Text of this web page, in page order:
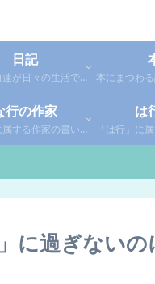
日記
管理人の白蓮が日々の生活で感じた事や考えた事を綴った個人的な日記です。
行の作家
「な行」に属する作家の書いた本の感想です。さらに「な」「に」「ぬ」「ね」「の」に分類していあります。お好きな作家の作品を探してみてください。
は
に過ぎないの